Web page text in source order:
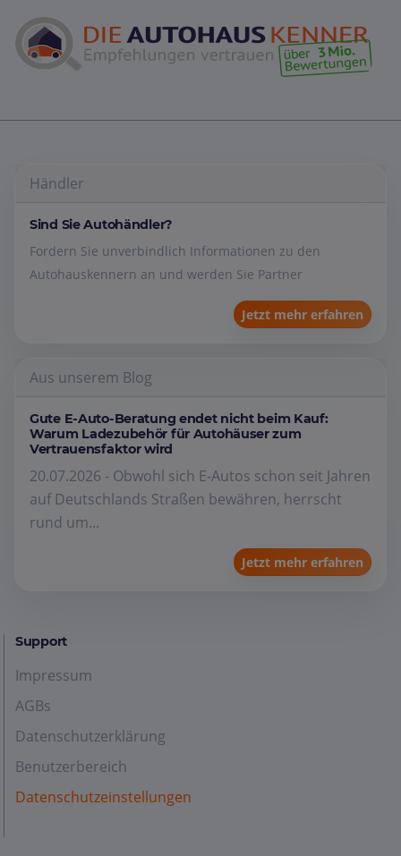
Händler
Sind Sie Autohändler?
Fordern Sie unverbindlich Informationen zu den
Autohauskennern an und werden Sie Partner
Jetzt mehr erfahren
Aus unserem Blog
Gute E-Auto-Beratung endet nicht beim Kauf:
Warum Ladezubehör für Autohäuser zum
Vertrauensfaktor wird
20.07.2026 - Obwohl sich E-Autos schon seit Jahren
auf Deutschlands Straßen bewähren, herrscht
rund um...
Jetzt mehr erfahren
Support
Impressum
AGBs
Datenschutzerklärung
Benutzerbereich
Datenschutzeinstellungen